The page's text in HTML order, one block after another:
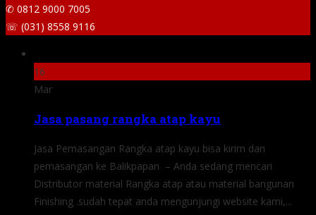
✆ 0812 9000 7005
☏ (031) 8558 9116
16
Mar
Jasa pasang rangka atap kayu
Jasa Pemasangan Rangka atap kayu bisa kirim dan
pemasangan ke Balikpapan – Anda sedang mencari
Distributor material Rangka atap atau material bangunan
Finishing .sudah tepat anda mengunjungi website kami,...